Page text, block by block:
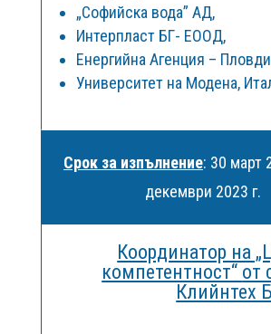
„Софийска вода” АД,
Интерпласт БГ- ЕООД,
Енергийна Агенция –
Университет на Модена,
Срок за изпълнение: 30 март
декември 2023 г.
Координатор на
компетентност“ от
Клийнтех